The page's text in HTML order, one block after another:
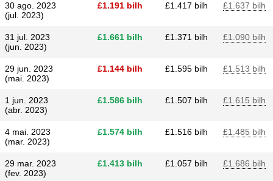
30 ago. 2023
(jul. 2023)
£​1.191 bilh £​1.417 bilh £​1.637 bilh
31 jul. 2023
(jun. 2023)
£​1.661 bilh £​1.371 bilh £​1.090 bilh
29 jun. 2023
(mai. 2023)
£​1.144 bilh £​1.595 bilh £​1.513 bilh
1 jun. 2023
(abr. 2023)
£​1.586 bilh £​1.507 bilh £​1.615 bilh
4 mai. 2023
(mar. 2023)
£​1.574 bilh £​1.516 bilh £​1.485 bilh
29 mar. 2023
(fev. 2023)
£​1.413 bilh £​1.057 bilh £​1.686 bilh